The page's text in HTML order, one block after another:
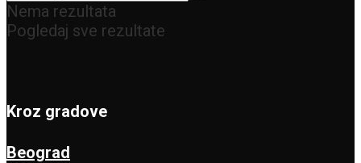
Nema rezultata
Pogledaj sve rezultate
Kroz gradove
Beograd